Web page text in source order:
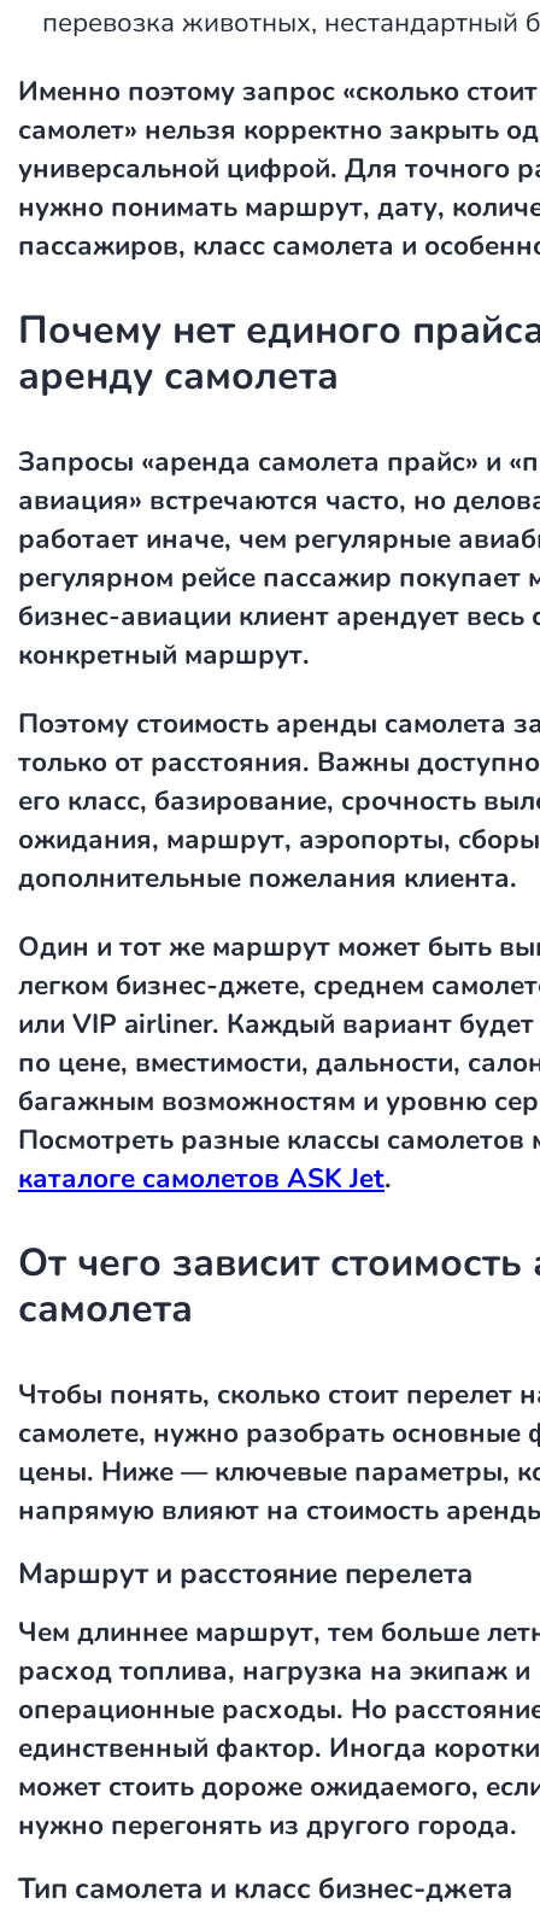
перевозка животных, нестандартный
Именно поэтому запрос «сколько
самолет» нельзя корректно закрыть
универсальной цифрой. Для точного
нужно понимать маршрут, дату,
пассажиров, класс самолета и
Почему нет единого
аренду самолета
Запросы «аренда самолета прайс» и
авиация» встречаются часто, но
работает иначе, чем регулярные
регулярном рейсе пассажир покупает
бизнес-авиации клиент арендует весь
конкретный маршрут.
Поэтому стоимость аренды самолета
только от расстояния. Важны
его класс, базирование, срочность
ожидания, маршрут, аэропорты,
дополнительные пожелания клиента.
Один и тот же маршрут может быть
легком бизнес-джете, среднем
или VIP airliner. Каждый вариант будет
по цене, вместимости, дальности,
багажным возможностям и уровню
Посмотреть разные классы
каталоге самолетов ASK Jet.
От чего зависит
самолета
Чтобы понять, сколько стоит перелет
самолете, нужно разобрать основные
цены. Ниже — ключевые параметры,
напрямую влияют на стоимость
Маршрут и расстояние перелета
Чем длиннее маршрут, тем больше
расход топлива, нагрузка на экипаж и
операционные расходы. Но
единственный фактор. Иногда
может стоить дороже ожидаемого,
нужно перегонять из другого города.
Тип самолета и класс бизнес-джета